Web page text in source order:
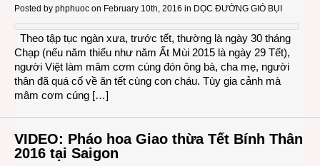
Posted by phphuoc on February 10th, 2016 in DỌC ĐƯỜNG GIÓ BỤI
Theo tập tục ngàn xưa, trước tết, thường là ngày 30 tháng
Chạp (nếu năm thiếu như năm Ất Mùi 2015 là ngày 29 Tết),
người Việt làm mâm cơm cúng đón ông bà, cha mẹ, người
thân đã quá cố về ăn tết cùng con cháu. Tùy gia cảnh mà
mâm cơm cúng […]
VIDEO: Pháo hoa Giao thừa Tết Bính Thân
2016 tại Saigon